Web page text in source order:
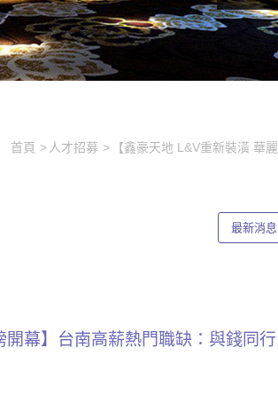
首頁 人才招募 【鑫豪天地 L&V重新裝潢 華
最新消息
開幕】台南高薪熱門職缺：與錢同行